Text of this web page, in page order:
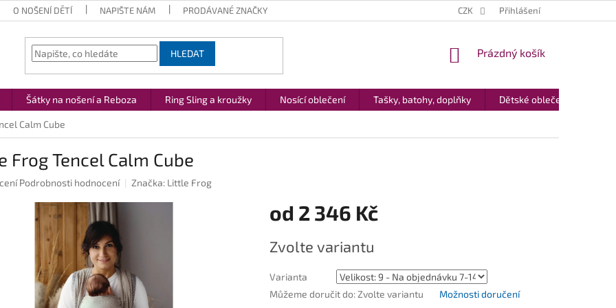
O NOŠENÍ DĚTÍ NAPIŠTE NÁM PRODÁVANÉ ZNAČKY CZK Přihlášení
HLEDAT
NÁKUPNÍ
Prázdný košík
Šátky na nošení a Reboza Ring Sling a kroužky Nosící oblečení Tašky, batohy, doplňky Dětské oblečení
Calm Cube
Frog Tencel Calm Cube
Podrobnosti hodnocení Značka: Little Frog
od 2 346 Kč
cena:
Zvolte variantu
Varianta
Můžeme doručit do: Zvolte variantu Možnosti doručení